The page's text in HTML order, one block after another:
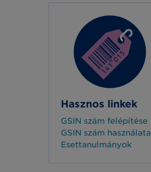
Hasznos linkek
GSIN szám felépítése
GSIN szám használata
Esettanulmányok